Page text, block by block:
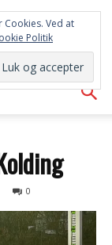
0
Cookies. Ved at
Politik